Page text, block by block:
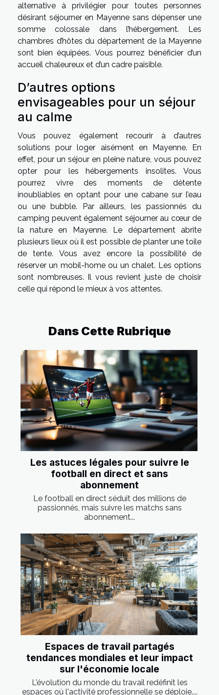
alternative à privilégier pour toutes personnes
désirant séjourner en Mayenne sans dépenser une
somme colossale dans l’hébergement. Les
chambres d’hôtes du département de la Mayenne
sont bien équipées. Vous pourrez bénéficier d’un
accueil chaleureux et d’un cadre paisible.
D’autres options
envisageables pour un séjour
au calme
Vous pouvez également recourir à d’autres
solutions pour loger aisément en Mayenne. En
effet, pour un séjour en pleine nature, vous pouvez
opter pour les hébergements insolites. Vous
pourrez vivre des moments de détente
inoubliables en optant pour une cabane sur l’eau
ou une bubble. Par ailleurs, les passionnés du
camping peuvent également séjourner au cœur de
la nature en Mayenne. Le département abrite
plusieurs lieux où il est possible de planter une toile
de tente. Vous avez encore la possibilité de
réserver un mobil-home ou un chalet. Les options
sont nombreuses. Il vous revient juste de choisir
celle qui répond le mieux à vos attentes.
Dans Cette Rubrique
Les astuces légales pour suivre le
football en direct et sans
abonnement
Le football en direct séduit des millions de
passionnés, mais suivre les matchs sans
abonnement...
Espaces de travail partagés
tendances mondiales et leur impact
sur l'économie locale
L'évolution du monde du travail redéfinit les
espaces où l'activité professionnelle se déploie....